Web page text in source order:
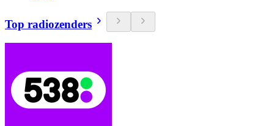
Top radiozenders